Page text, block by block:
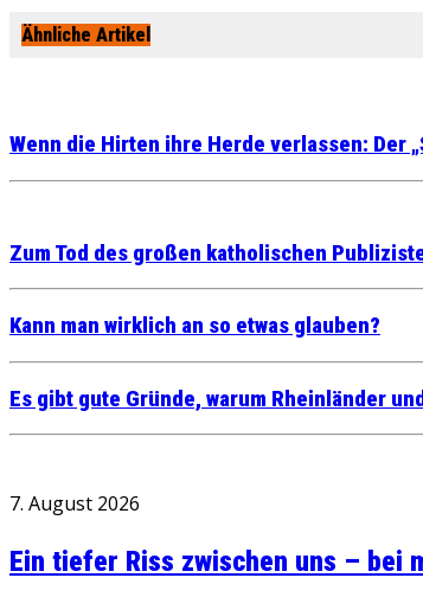
Ähnliche Artikel
Wenn die Hirten ihre Herde verlassen: Der
Zum Tod des großen katholischen
Kann man wirklich an so etwas glauben?
Es gibt gute Gründe, warum Rheinländer
7. August 2026
Ein tiefer Riss zwischen uns – bei